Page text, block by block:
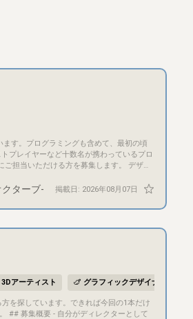
プレイヤーなど十数名が携わっているプロ
返すこととなりますので、ここの見栄え
ットやボイスチャットにて行います。
ターブ- 掲載日: 2026年08月07日
3Dアーティスト グラフィックデザイナー